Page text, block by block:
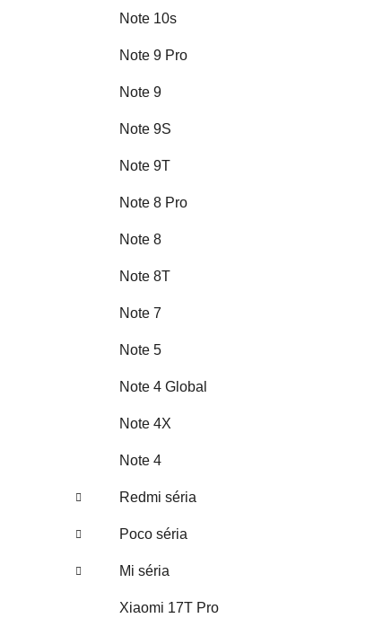
Note 10s
Note 9 Pro
Note 9
Note 9S
Note 9T
Note 8 Pro
Note 8
Note 8T
Note 7
Note 5
Note 4 Global
Note 4X
Note 4
Redmi séria
Poco séria
Mi séria
Xiaomi 17T Pro